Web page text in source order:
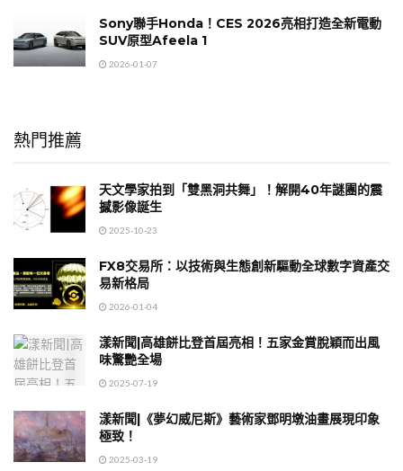
Sony聯手Honda！CES 2026亮相打造全新電動
SUV原型Afeela 1
2026-01-07
熱門推薦
天文學家拍到「雙黑洞共舞」！解開40年謎團的震
撼影像誕生
2025-10-23
FX8交易所：以技術與生態創新驅動全球數字資產交
易新格局
2026-01-04
漾新聞|高雄餅比登首屆亮相！五家金賞脫穎而出風
味驚艷全場
2025-07-19
漾新聞|《夢幻威尼斯》藝術家鄧明墩油畫展現印象
極致！
2025-03-19